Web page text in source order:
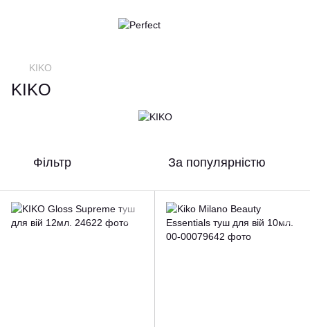
KIKO
KIKO
Фільтр За популярністю